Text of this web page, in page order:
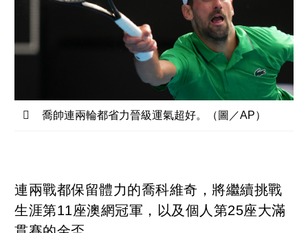
喬帥連兩輪都省力晉級運氣超好。（圖／AP）
連兩戰都保留體力的喬科維奇，將繼續挑戰
生涯第11座澳網冠軍，以及個人第25座大滿